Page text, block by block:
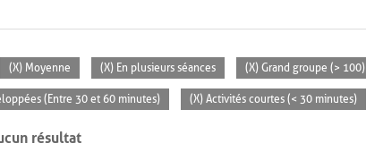
(X) Moyenne (X) En plusieurs séances (X) Grand groupe (> 100)
(Entre 30 et 60 minutes) (X) Activités courtes (< 30 minutes)
résultat